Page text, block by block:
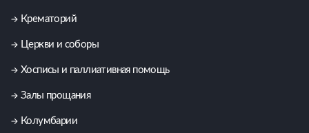
Крематорий
Церкви и соборы
Хосписы и паллиативная помощь
Залы прощания
Колумбарии